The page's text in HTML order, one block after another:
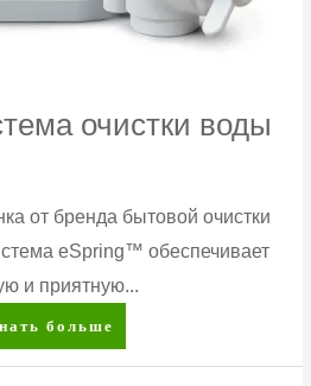
очистки воды
от бренда бытовой очистки
eSpring™ обеспечивает
и приятную...
больше